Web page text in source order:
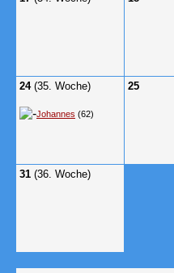
24(35. Woche)
Johannes (62)
25
31 (36. Woche)